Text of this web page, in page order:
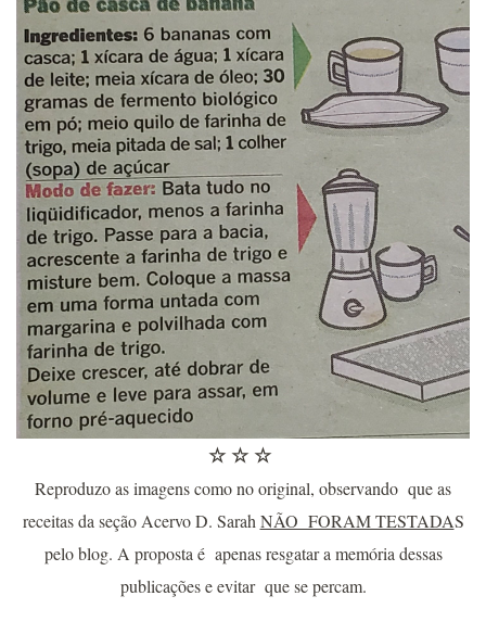
☆ ☆ ☆
Reproduzo as imagens como no original, observando que as
receitas da seção Acervo D. Sarah NÃO FORAM TESTADAS
pelo blog. A proposta é apenas resgatar a memória dessas
publicações e evitar que se percam.